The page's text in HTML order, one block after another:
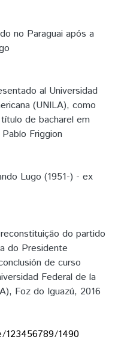
no Paraguai após a
al Universidad
(UNILA), como
de bacharel em
Friggion
Lugo (1951-) - ex
do partido
do Presidente
de curso
Federal de la
Foz do Iguazú, 2016